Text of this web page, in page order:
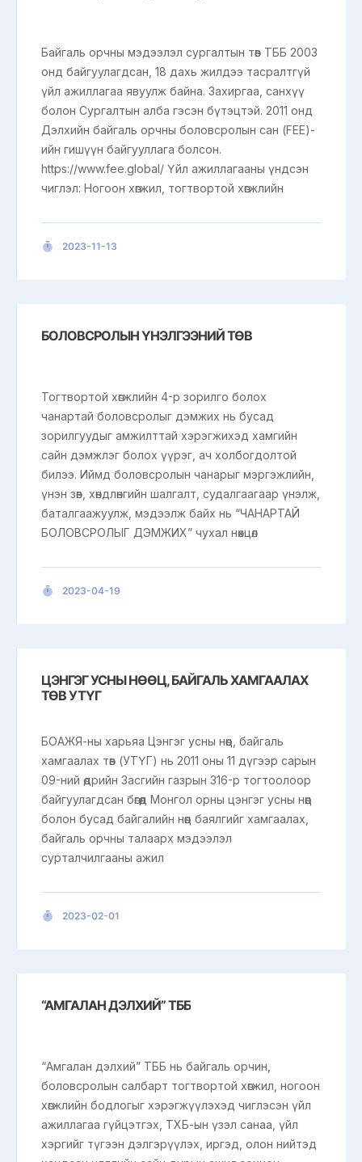
Байгаль орчны мэдээлэл сургалтын төв ТББ 2003
онд байгуулагдсан, 18 дахь жилдээ тасралтгүй
үйл ажиллагаа явуулж байна. Захиргаа, санхүү
болон Сургалтын алба гэсэн бүтэцтэй. 2011 онд
Дэлхийн байгаль орчны боловсролын сан (FEE)-
ийн гишүүн байгууллага болсон.
https://www.fee.global/ Үйл ажиллагааны үндсэн
чиглэл: Ногоон хөгжил, тогтвортой хөгжлийн
2023-11-13
БОЛОВСРОЛЫН ҮНЭЛГЭЭНИЙ ТӨВ
Тогтвортой хөгжлийн 4-р зорилго болох
чанартай боловсролыг дэмжих нь бусад
зорилгуудыг амжилттай хэрэгжихэд хамгийн
сайн дэмжлэг болох үүрэг, ач холбогдолтой
билээ. Иймд боловсролын чанарыг мэргэжлийн,
үнэн зөв, хөндлөнгийн шалгалт, судалгаагаар үнэлж,
баталгаажуулж, мэдээлж байх нь “ЧАНАРТАЙ
БОЛОВСРОЛЫГ ДЭМЖИХ” чухал нөхцөл
2023-04-19
ЦЭНГЭГ УСНЫ НӨӨЦ, БАЙГАЛЬ ХАМГААЛАХ
ТӨВ УТҮГ
БОАЖЯ-ны харьяа Цэнгэг усны нөөц, байгаль
хамгаалах төв (УТҮГ) нь 2011 оны 11 дүгээр сарын
09-ний өдрийн Засгийн газрын 316-р тогтоолоор
байгуулагдсан бөгөөд Монгол орны цэнгэг усны нөөц
болон бусад байгалийн нөөц баялгийг хамгаалах,
байгаль орчны талаарх мэдээлэл
сурталчилгааны ажил
2023-02-01
“АМГАЛАН ДЭЛХИЙ” ТББ
“Амгалан дэлхий” ТББ нь байгаль орчин,
боловсролын салбарт тогтвортой хөгжил, ногоон
хөгжлийн бодлогыг хэрэгжүүлэхэд чиглэсэн үйл
ажиллагаа гүйцэтгэх, ТХБ-ын үзэл санаа, үйл
хэргийг түгээн дэлгэрүүлэх, иргэд, олон нийтэд